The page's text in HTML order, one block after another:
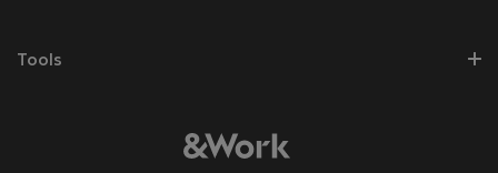
Tools